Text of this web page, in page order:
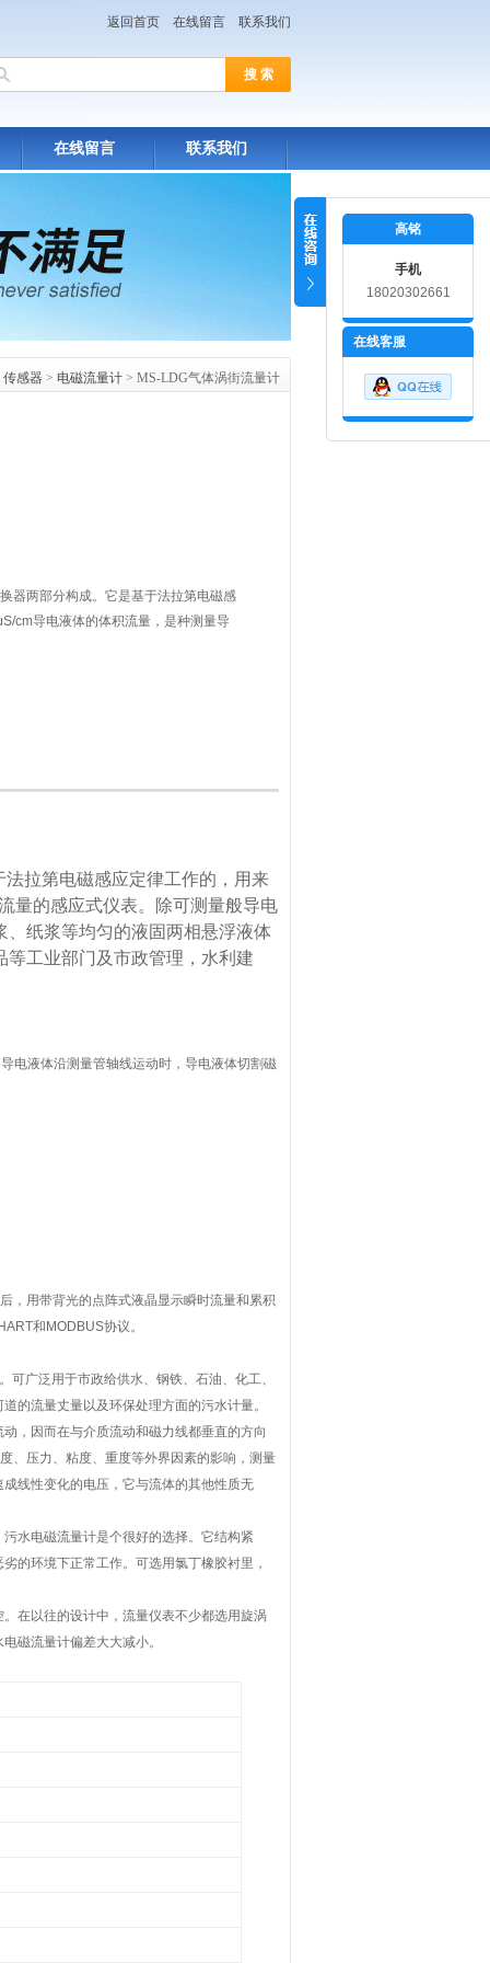
返回首页 在线留言 联系我们
在线留言 联系我们
传感器 > 电磁流量计 > MS-LDG气体涡街流量计
器两部分构成。它是基于法拉第电磁感
cm导电液体的体积流量，是种测量导
拉第电磁感应定律工作的，用来
量的感应式仪表。除可测量般导电
纸浆等均匀的液固两相悬浮液体
工业部门及市政管理，水利建
液体沿测量管轴线运动时，导电液体切割磁
用带背光的点阵式液晶显示瞬时流量和累积
和MODBUS协议。
广泛用于市政给供水、钢铁、石油、化工、
的流量丈量以及环保处理方面的污水计量。
因而在与介质流动和磁力线都垂直的方向
、压力、粘度、重度等外界因素的影响，测量
线性变化的电压，它与流体的其他性质无
水电磁流量计是个很好的选择。它结构紧
的环境下正常工作。可选用氯丁橡胶衬里，
在以往的设计中，流量仪表不少都选用旋涡
磁流量计偏差大大减小。
高铭
手机
18020302661
在线客服